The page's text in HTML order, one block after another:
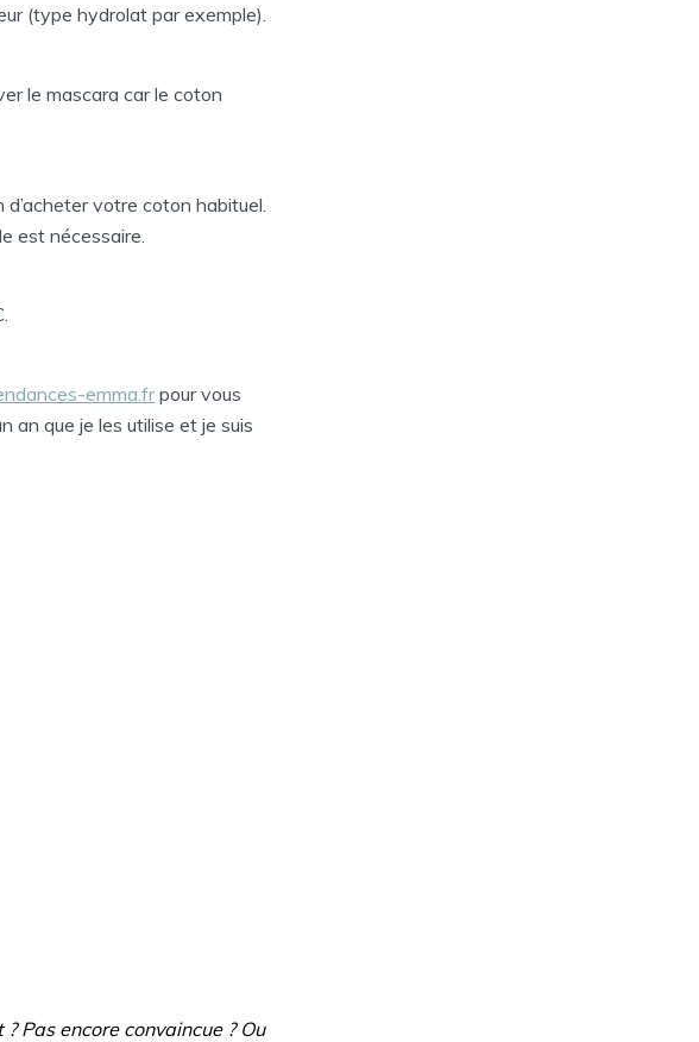
(type hydrolat par exemple).
le mascara car le coton
votre coton habituel.
est nécessaire.
emma.frpour vous
an que je les utilise et je suis
Pas encore convaincue ? Ou